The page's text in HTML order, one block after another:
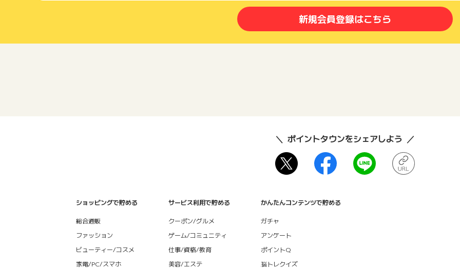
新規会員登録はこちら
ポイントタウンをシェアしよう
ショッピングで貯める
総合通販
ファッション
ビューティー/コスメ
家電/PC/スマホ
サービス利用で貯める
クーポン/グルメ
ゲーム/コミュニティ
仕事/資格/教育
美容/エステ
かんたんコンテンツで貯める
ガチャ
アンケート
ポイントQ
脳トレクイズ